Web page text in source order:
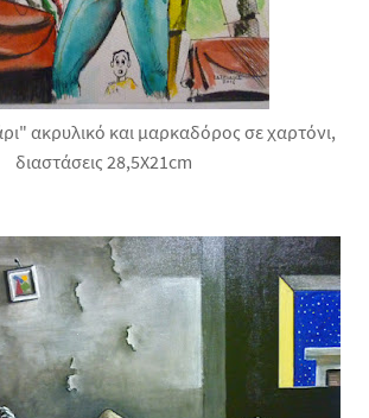
ακρυλικό και μαρκαδόρος σε χαρτόνι,
διαστάσεις 28,5X21cm